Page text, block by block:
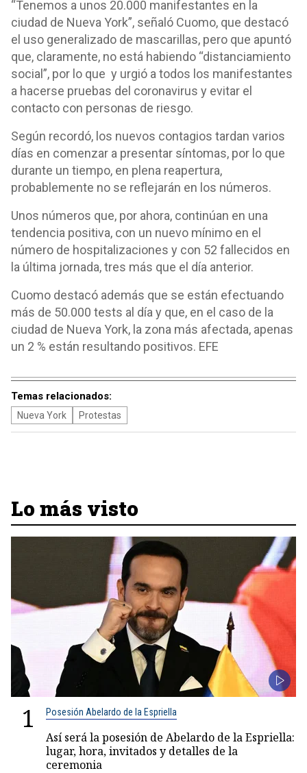
“Tenemos a unos 20.000 manifestantes en la
ciudad de Nueva York”, señaló Cuomo, que destacó
el uso generalizado de mascarillas, pero que apuntó
que, claramente, no está habiendo “distanciamiento
social”, por lo que y urgió a todos los manifestantes
a hacerse pruebas del coronavirus y evitar el
contacto con personas de riesgo.
Según recordó, los nuevos contagios tardan varios
días en comenzar a presentar síntomas, por lo que
durante un tiempo, en plena reapertura,
probablemente no se reflejarán en los números.
Unos números que, por ahora, continúan en una
tendencia positiva, con un nuevo mínimo en el
número de hospitalizaciones y con 52 fallecidos en
la última jornada, tres más que el día anterior.
Cuomo destacó además que se están efectuando
más de 50.000 tests al día y que, en el caso de la
ciudad de Nueva York, la zona más afectada, apenas
un 2 % están resultando positivos. EFE
Temas relacionados:
Nueva York Protestas
Lo más visto
1 Posesión Abelardo de la Espriella
Así será la posesión de Abelardo de la Espriella:
lugar, hora, invitados y detalles de la
ceremonia